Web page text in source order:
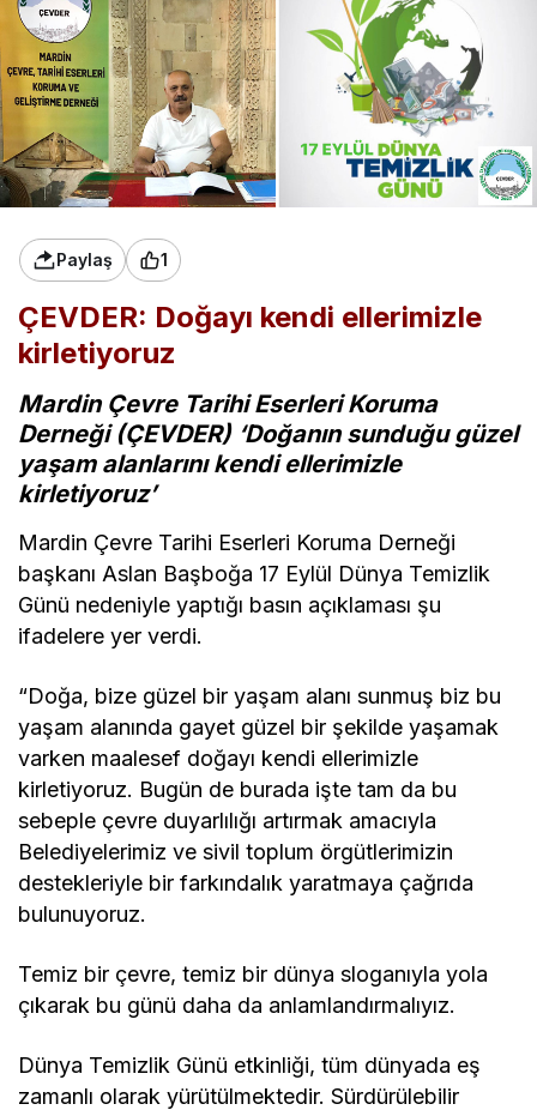
Paylaş 1
ÇEVDER: Doğayı kendi ellerimizle
kirletiyoruz
Mardin Çevre Tarihi Eserleri Koruma
Derneği (ÇEVDER) ‘Doğanın sunduğu güzel
yaşam alanlarını kendi ellerimizle
kirletiyoruz’
Mardin Çevre Tarihi Eserleri Koruma Derneği
başkanı Aslan Başboğa 17 Eylül Dünya Temizlik
Günü nedeniyle yaptığı basın açıklaması şu
ifadelere yer verdi.
“Doğa, bize güzel bir yaşam alanı sunmuş biz bu
yaşam alanında gayet güzel bir şekilde yaşamak
varken maalesef doğayı kendi ellerimizle
kirletiyoruz. Bugün de burada işte tam da bu
sebeple çevre duyarlılığı artırmak amacıyla
Belediyelerimiz ve sivil toplum örgütlerimizin
destekleriyle bir farkındalık yaratmaya çağrıda
bulunuyoruz.
Temiz bir çevre, temiz bir dünya sloganıyla yola
çıkarak bu günü daha da anlamlandırmalıyız.
Dünya Temizlik Günü etkinliği, tüm dünyada eş
zamanlı olarak yürütülmektedir. Sürdürülebilir